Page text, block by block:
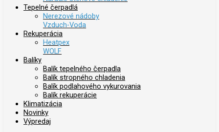
Tepelné čerpadlá
Nerezové nádoby
Vzduch-Voda
Rekuperácia
Heatpex
WOLF
Balíky
Balík tepelného čerpadla
Balík stropného chladenia
Balík podlahového vykurovania
Balík rekuperácie
Klimatizácia
Novinky
Výpredaj